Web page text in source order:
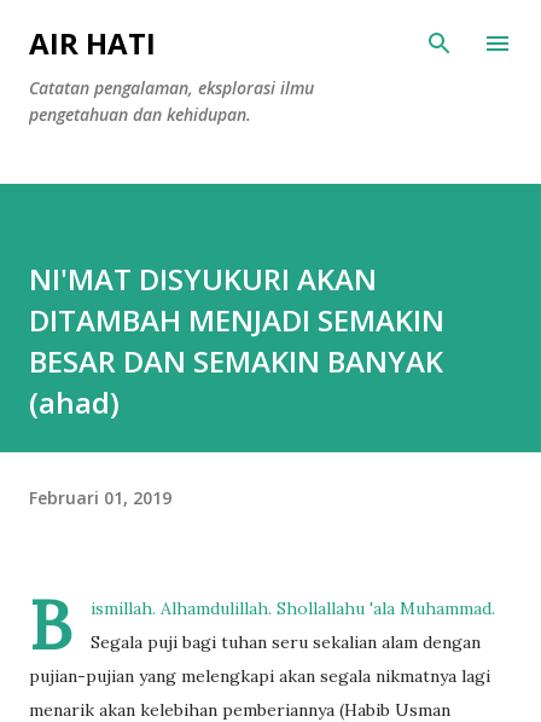
AIR HATI
Catatan pengalaman, eksplorasi ilmu
pengetahuan dan kehidupan.
NI'MAT DISYUKURI AKAN
DITAMBAH MENJADI SEMAKIN
BESAR DAN SEMAKIN BANYAK
(ahad)
Februari 01, 2019
B
ismillah. Alhamdulillah. Shollallahu 'ala Muhammad.
Segala puji bagi tuhan seru sekalian alam dengan
pujian-pujian yang melengkapi akan segala nikmatnya lagi
menarik akan kelebihan pemberiannya (Habib Usman